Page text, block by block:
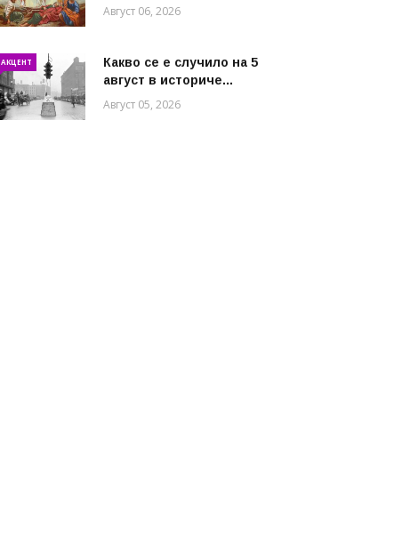
Август 06, 2026
АКЦЕНТ
Какво се е случило на 5
август в историче...
Август 05, 2026